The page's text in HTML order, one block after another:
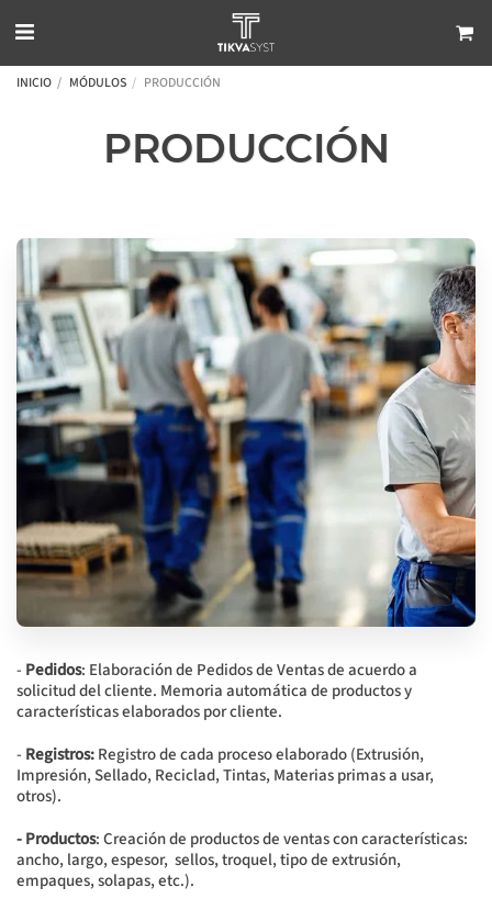
INICIO MÓDULOS PRODUCCIÓN
PRODUCCIÓN
- Pedidos: Elaboración de Pedidos de Ventas de acuerdo a
solicitud del cliente. Memoria automática de productos y
características elaborados por cliente.
- Registros:Registro de cada proceso elaborado (Extrusión,
Impresión, Sellado, Reciclad, Tintas, Materias primas a usar,
otros).
- Productos: Creación de productos de ventas con características:
ancho, largo, espesor, sellos, troquel, tipo de extrusión,
empaques, solapas, etc.).